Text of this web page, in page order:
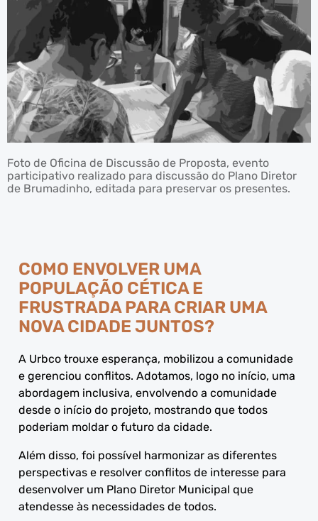
Foto de Oficina de Discussão de Proposta, evento
participativo realizado para discussão do Plano Diretor
de Brumadinho, editada para preservar os presentes.
COMO ENVOLVER UMA
POPULAÇÃO CÉTICA E
FRUSTRADA PARA CRIAR UMA
NOVA CIDADE JUNTOS?
A Urbco trouxe esperança, mobilizou a comunidade
e gerenciou conflitos. Adotamos, logo no início, uma
abordagem inclusiva, envolvendo a comunidade
desde o início do projeto, mostrando que todos
poderiam moldar o futuro da cidade.
Além disso, foi possível harmonizar as diferentes
perspectivas e resolver conflitos de interesse para
desenvolver um Plano Diretor Municipal que
atendesse às necessidades de todos.